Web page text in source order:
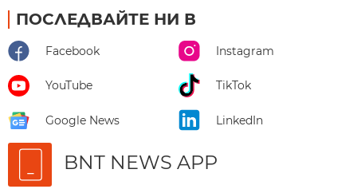
ПОСЛЕДВАЙТЕ НИ В
Facebook Instagram
YouTube TikTok
Google News LinkedIn
BNT NEWS APP